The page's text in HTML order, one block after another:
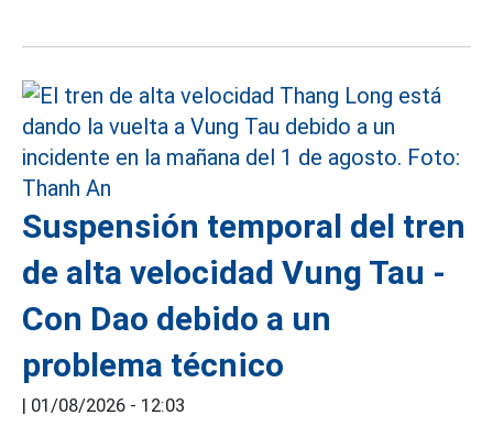
Suspensión temporal del tren
de alta velocidad Vung Tau -
Con Dao debido a un
problema técnico
01/08/2026 - 12:03